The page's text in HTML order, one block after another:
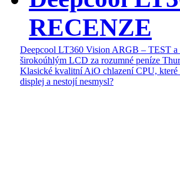
RECENZE
Deepcool LT360 Vision ARGB – TEST
širokoúhlým LCD za rozumné peníze
Klasické kvalitní AiO chlazení CPU,
displej a nestojí nesmysl?